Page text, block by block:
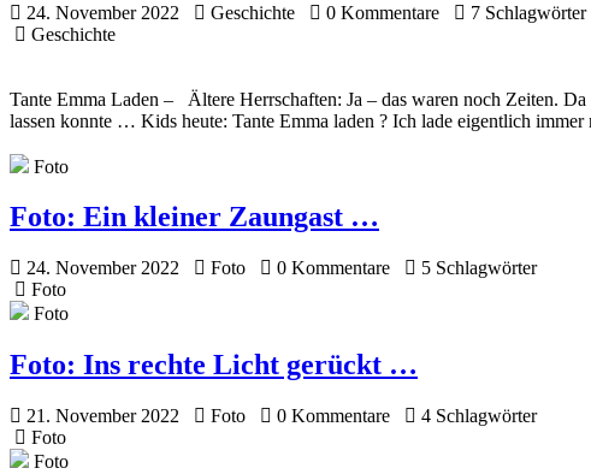
24. November 2022 Geschichte 0 Kommentare
7 Schlagwörter
Geschichte
Tante Emma Laden – Ältere Herrschaften: Ja – das waren noch Zeiten.
lassen konnte … Kids heute: Tante Emma laden ? Ich lade eigentlich
Foto
Foto: Ein kleiner Zaungast …
24. November 2022 Foto 0 Kommentare
5 Schlagwörter
Foto
Foto
Foto: Ins rechte Licht gerückt …
21. November 2022 Foto 0 Kommentare
4 Schlagwörter
Foto
Foto